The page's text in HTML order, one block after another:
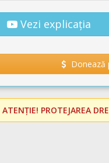
Vezi explicația
Donează
ATENȚIE! PROTEJAREA